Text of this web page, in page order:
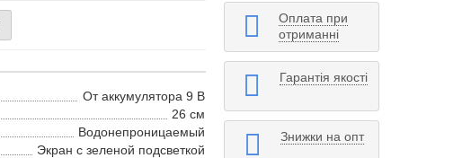
От аккумулятора 9 В
26 см
Водонепроницаемый
Экран с зеленой подсветкой
Оплата при
отриманні
Гарантія якості
Знижки на опт